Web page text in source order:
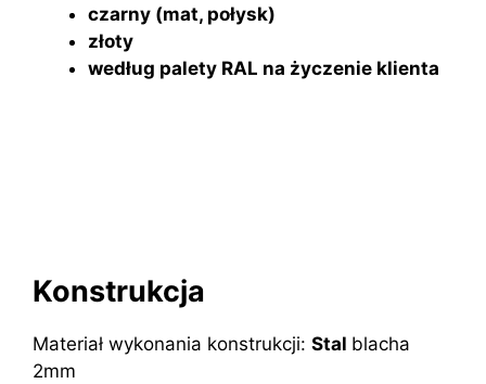
czarny (mat, połysk)
złoty
według palety RAL na życzenie klienta
Konstrukcja
Materiał wykonania konstrukcji: Stal blacha
2mm